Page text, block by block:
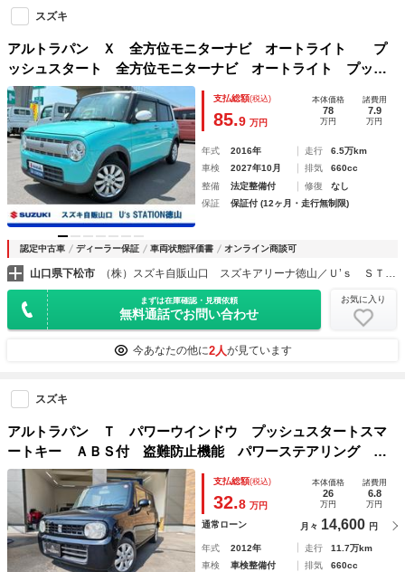
スズキ
アルトラパン Ｘ 全方位モニターナビ オートライト プ
ッシュスタート 全方位モニターナビ オートライト プッシ
ュスタート シートヒーター オートエアコン スズキセーフ
ティーサポート 衝突被害軽減システム アイドリングストッ
プ 横滑り防止機能 盗難防止システム
支払総額(税込)
85.9 万円
本体価格
78
万円
諸費用
7.9
万円
年式 2016年 走行
6.5万km
車検
2027年10月 排気
660cc
整備
法定整備付 修復
なし
保証
保証付 (12ヶ月・走行無制限)
認定中古車 ディーラー保証 車両状態評価書 オンライン商談可
山口県下松市 （株）スズキ自販山口 スズキアリーナ徳山／Ｕ’ｓ ＳＴＡＴＩＯＮ徳山
まずは在庫確認・見積依頼
無料通話でお問い合わせ
お気に入り
今あなたの他に2人が見ています
スズキ
アルトラパン Ｔ パワーウインドウ プッシュスタートスマ
ートキー ＡＢＳ付 盗難防止機能 パワーステアリング フ
ルオートエアコン 電動格納ミラー 運転席エアバッグ 助手
席エアバッグ 衝突安全ボディ ターボ車 キーフリー
支払総額(税込)
32.8 万円
本体価格
26
万円
諸費用
6.8
万円
通常ローン 月々 14,600 円
年式 2012年 走行
11.7万km
車検
車検整備付 排気
660cc